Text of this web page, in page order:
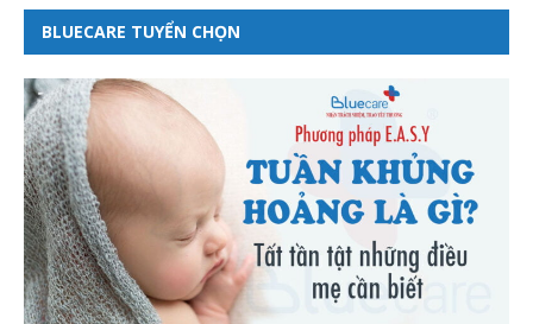
BLUECARE TUYỂN CHỌN